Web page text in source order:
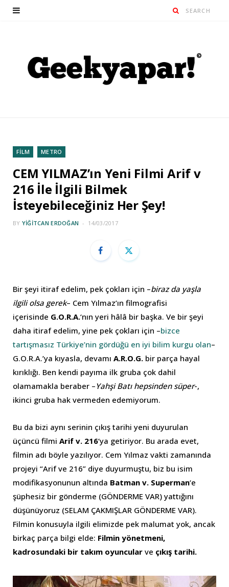
FİLM METRO
CEM YILMAZ’ın Yeni Filmi Arif v
216 İle İlgili Bilmek
İsteyebileceğiniz Her Şey!
BY YIĞITCAN ERDOĞAN 14/03/2017
Bir şeyi itiraf edelim, pek çokları için –biraz da yaşla
ilgili olsa gerek– Cem Yılmaz’ın filmografisi
içerisinde G.O.R.A.‘nın yeri hâlâ bir başka. Ve bir şeyi
daha itiraf edelim, yine pek çokları için –bizce
tartışmasız Türkiye’nin gördüğü en iyi bilim kurgu olan–
G.O.R.A.’ya kıyasla, devamı A.R.O.G. bir parça hayal
kırıklığı. Ben kendi payıma ilk gruba çok dahil
olamamakla beraber –Yahşi Batı hepsinden süper-,
ikinci gruba hak vermeden edemiyorum.
Bu da bizi aynı serinin çıkış tarihi yeni duyurulan
üçüncü filmi Arif v. 216‘ya getiriyor. Bu arada evet,
filmin adı böyle yazılıyor. Cem Yılmaz vakti zamanında
projeyi “Arif ve 216” diye duyurmuştu, biz bu isim
modifikasyonunun altında Batman v. Superman‘e
şüphesiz bir gönderme (GÖNDERME VAR) yattığını
düşünüyoruz (SELAM ÇAKMIŞLAR GÖNDERME VAR).
Filmin konusuyla ilgili elimizde pek malumat yok, ancak
birkaç parça bilgi elde: Filmin yönetmeni,
kadrosundaki bir takım oyuncular ve çıkış tarihi.